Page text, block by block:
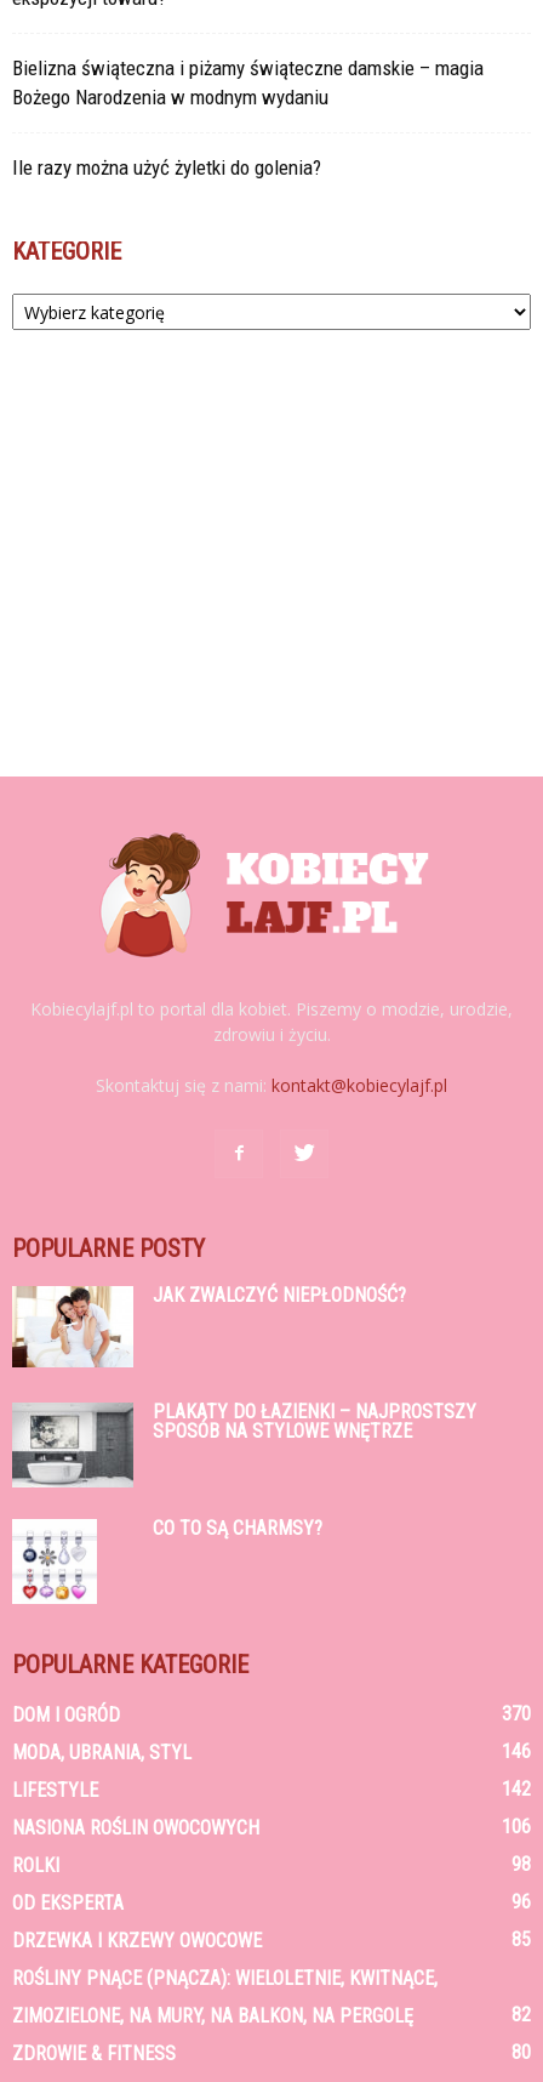
Bielizna świąteczna i piżamy świąteczne damskie – magia
Bożego Narodzenia w modnym wydaniu
Ile razy można użyć żyletki do golenia?
KATEGORIE
Kategorie
Kobiecylajf.pl to portal dla kobiet. Piszemy o modzie, urodzie,
zdrowiu i życiu.
Skontaktuj się z nami: kontakt@kobiecylajf.pl
POPULARNE POSTY
JAK ZWALCZYĆ NIEPŁODNOŚĆ?
PLAKATY DO ŁAZIENKI – NAJPROSTSZY
SPOSÓB NA STYLOWE WNĘTRZE
CO TO SĄ CHARMSY?
POPULARNE KATEGORIE
DOM I OGRÓD
370
MODA, UBRANIA, STYL
146
LIFESTYLE
142
NASIONA ROŚLIN OWOCOWYCH
106
ROLKI
98
OD EKSPERTA
96
DRZEWKA I KRZEWY OWOCOWE
85
ROŚLINY PNĄCE (PNĄCZA): WIELOLETNIE, KWITNĄCE,
ZIMOZIELONE, NA MURY, NA BALKON, NA PERGOLĘ
82
ZDROWIE & FITNESS
80